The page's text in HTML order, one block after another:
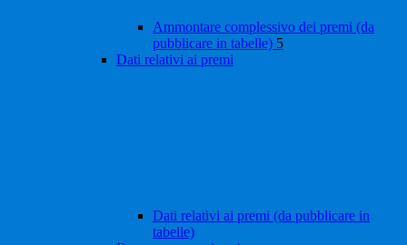
Ammontare complessivo dei premi (da
pubblicare in tabelle) 5
Dati relativi ai premi
Dati relativi ai premi (da pubblicare in
tabelle)